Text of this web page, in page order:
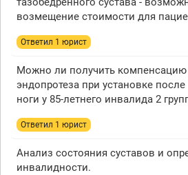
возмещение стоимости для
Ответил 1 юрист
Можно ли получить компенсацию
эндопротеза при установке
ноги у 85-летнего инвалида 2
Ответил 1 юрист
Анализ состояния суставов и
инвалидности.